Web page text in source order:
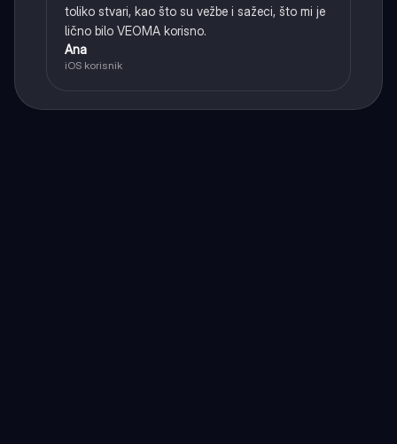
toliko stvari, kao što su vežbe i sažeci, što mi je
lično bilo VEOMA korisno.
Ana
iOS korisnik